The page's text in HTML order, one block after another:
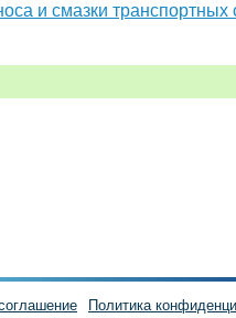
и смазки транспортных
Политика